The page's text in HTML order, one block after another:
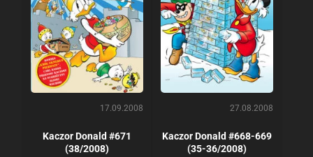
17.09.2008
Kaczor Donald #671
(38/2008)
27.08.2008
Kaczor Donald #668-669
(35-36/2008)